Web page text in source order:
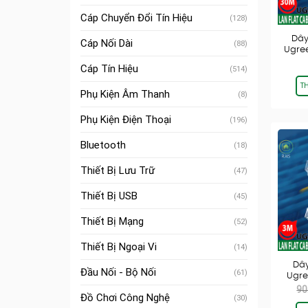
Cáp Chuyển Đổi Tín Hiệu (128)
Cáp Nối Dài (88)
Cáp Tín Hiệu (514)
Phụ Kiện Âm Thanh (8)
Phụ Kiện Điện Thoại (196)
Bluetooth (18)
Thiết Bị Lưu Trữ (47)
Thiết Bị USB (45)
Thiết Bị Mạng (52)
Thiết Bị Ngoại Vi (14)
Đầu Nối - Bộ Nối (61)
Đồ Chơi Công Nghệ (30)